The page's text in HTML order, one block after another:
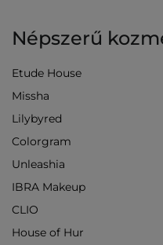
Népszerű
Etude House
Missha
Lilybyred
Colorgram
Unleashia
IBRA Makeup
CLIO
House of Hur